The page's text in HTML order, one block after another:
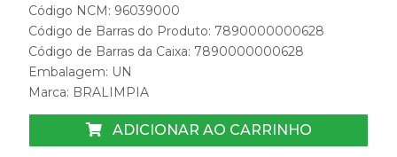
Código NCM: 96039000
Código de Barras do Produto: 7890000000628
Código de Barras da Caixa: 7890000000628
Embalagem: UN
Marca: BRALIMPIA
ADICIONAR AO CARRINHO